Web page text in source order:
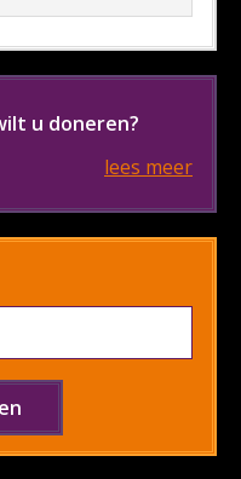
u doneren?
lees meer